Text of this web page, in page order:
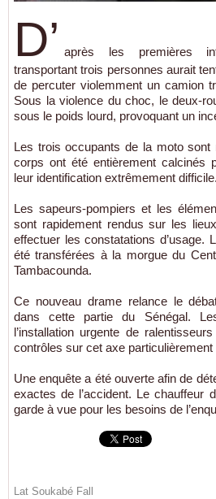
D’ après les premières
transportant trois personnes aurait
de percuter violemment un camion
Sous la violence du choc, le deux-
sous le poids lourd, provoquant un
Les trois occupants de la moto
corps ont été entièrement calcinés
leur identification extrêmement difficile.
Les sapeurs-pompiers et les
sont rapidement rendus sur les
effectuer les constatations d’usage.
été transférées à la morgue du
Tambacounda.
Ce nouveau drame relance le
dans cette partie du Sénégal.
l’installation urgente de
contrôles sur cet axe particulièrement
Une enquête a été ouverte afin de
exactes de l’accident. Le chauffeur
garde à vue pour les besoins de
Lat Soukabé Fall